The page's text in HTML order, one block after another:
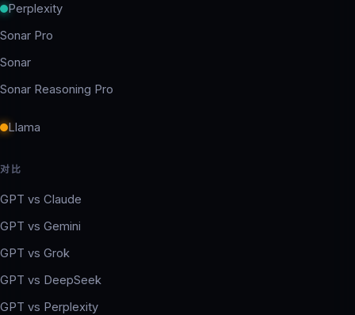
Perplexity
Sonar Pro
Sonar
Sonar Reasoning Pro
Llama
对比
GPT vs Claude
GPT vs Gemini
GPT vs Grok
GPT vs DeepSeek
GPT vs Perplexity